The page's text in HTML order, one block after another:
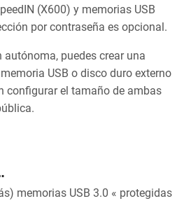
(X600) y memorias USB
por contraseña es opcional.
puedes crear una
USB o disco duro externo
configurar el tamaño de ambas
memorias USB 3.0 « protegidas